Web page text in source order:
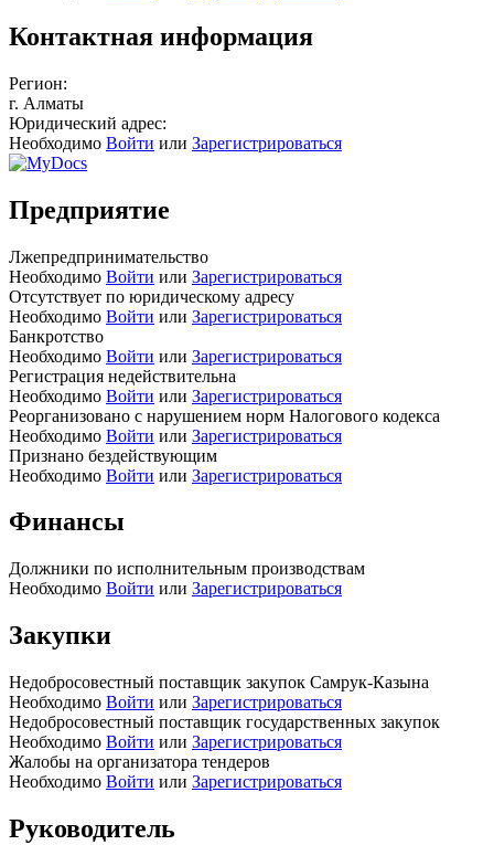
Контактная информация
Регион:
г. Алматы
Юридический адрес:
Необходимо Войти или Зарегистрироваться
Предприятие
Лжепредпринимательство
Необходимо Войти или Зарегистрироваться
Отсутствует по юридическому адресу
Необходимо Войти или Зарегистрироваться
Банкротство
Необходимо Войти или Зарегистрироваться
Регистрация недействительна
Необходимо Войти или Зарегистрироваться
Реорганизовано с нарушением норм Налогового кодекса
Необходимо Войти или Зарегистрироваться
Признано бездействующим
Необходимо Войти или Зарегистрироваться
Финансы
Должники по исполнительным производствам
Необходимо Войти или Зарегистрироваться
Закупки
Недобросовестный поставщик закупок Самрук-Казына
Необходимо Войти или Зарегистрироваться
Недобросовестный поставщик государственных закупок
Необходимо Войти или Зарегистрироваться
Жалобы на организатора тендеров
Необходимо Войти или Зарегистрироваться
Руководитель